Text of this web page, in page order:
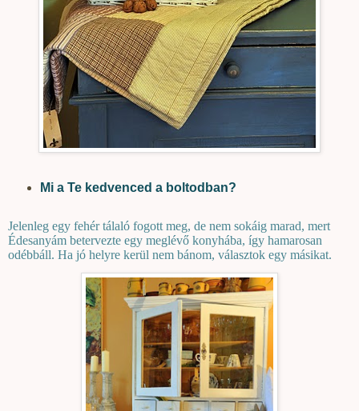
Mi a Te kedvenced a boltodban?
Jelenleg egy fehér tálaló fogott meg, de nem sokáig marad, mert
Édesanyám betervezte egy meglévő konyhába, így hamarosan
odébbáll. Ha jó helyre kerül nem bánom, választok egy másikat.